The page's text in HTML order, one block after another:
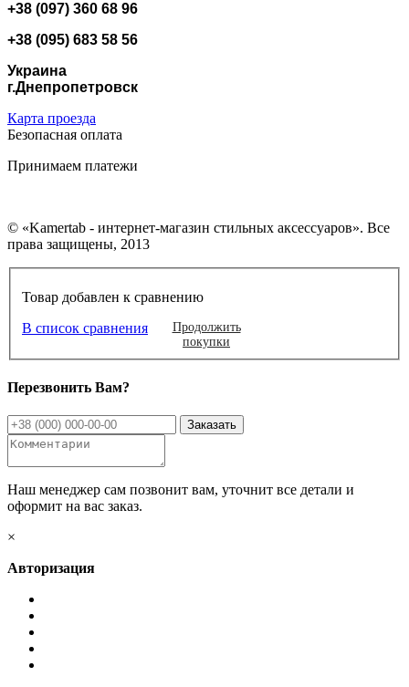
+38 (097) 360 68 96
+38 (095) 683 58 56
Украина
г.Днепропетровск
Карта проезда
Безопасная оплата
Принимаем платежи
© «Kamertab - интернет-магазин стильных аксессуаров». Все
права защищены, 2013
Товар добавлен к сравнению
В список сравнения
Продолжить
покупки
Перезвонить Вам?
Наш менеджер сам позвонит вам, уточнит все детали и
оформит на вас заказ.
×
Авторизация